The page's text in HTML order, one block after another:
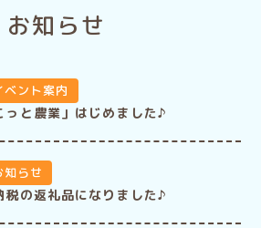
お知らせ
ベント案内
っと農業」はじめました♪
知らせ
税の返礼品になりました♪